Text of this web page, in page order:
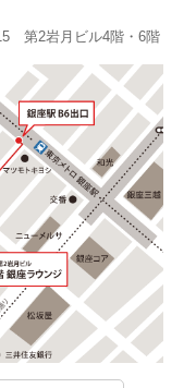
第2岩月ビル4階・6階